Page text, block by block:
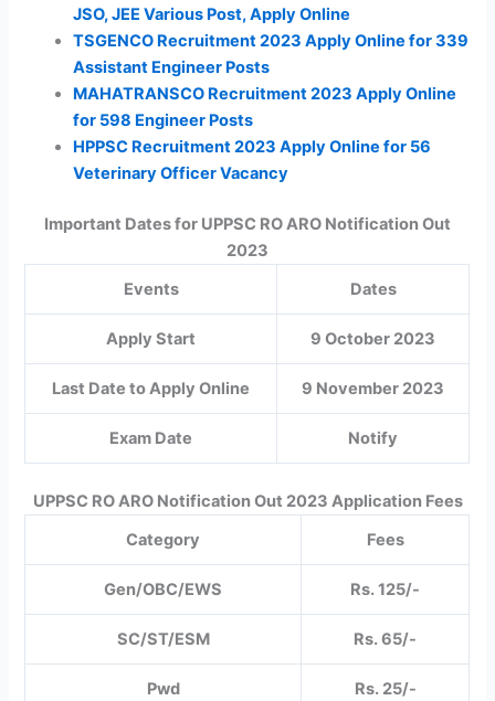
JSO, JEE Various Post, Apply Online
TSGENCO Recruitment 2023 Apply Online for 339
Assistant Engineer Posts
MAHATRANSCO Recruitment 2023 Apply Online
for 598 Engineer Posts
HPPSC Recruitment 2023 Apply Online for 56
Veterinary Officer Vacancy
Important Dates for UPPSC RO ARO Notification Out
2023
Events
Dates
Apply Start 9 October 2023
Last Date to Apply Online 9 November 2023
Exam Date Notify
UPPSC RO ARO Notification Out 2023 Application Fees
Category
Fees
Gen/OBC/EWS Rs. 125/-
SC/ST/ESM Rs. 65/-
Pwd Rs. 25/-